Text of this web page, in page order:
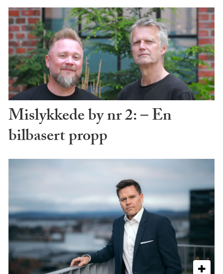
Mislykkede by nr 2: – En
bilbasert propp